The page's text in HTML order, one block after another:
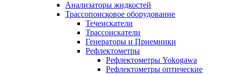
Анализаторы жидкостей
Трассопоисковое оборудование
Течеискатели
Трассоискатели
Генераторы и Приемники
Рефлектометры
Рефлектометры Yokogawa
Рефлектометры оптические